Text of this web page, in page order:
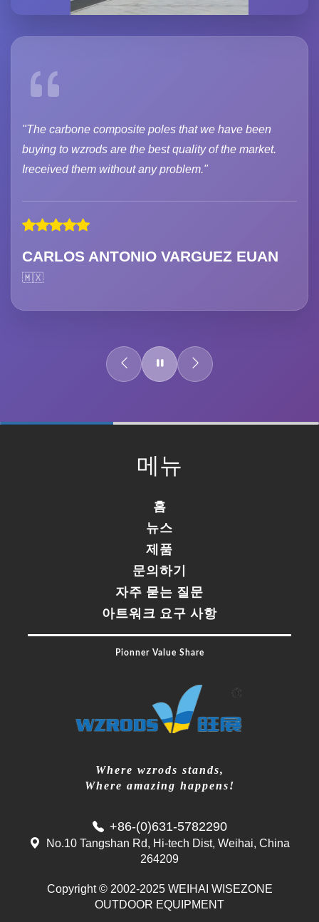
"The carbone composite poles that we have been
buying to wzrods are the best quality of the market.
Ireceived them without any problem."
CARLOS ANTONIO VARGUEZ EUAN
🇲🇽
60%
메뉴
홈
뉴스
제품
문의하기
자주 묻는 질문
아트워크 요구 사항
Pionner Value Share
Where wzrods stands,
Where amazing happens!
+86-(0)631-5782290
No.10 Tangshan Rd, Hi-tech Dist, Weihai, China
264209
Copyright © 2002-2025 WEIHAI WISEZONE
OUTDOOR EQUIPMENT
Mr. Zhang